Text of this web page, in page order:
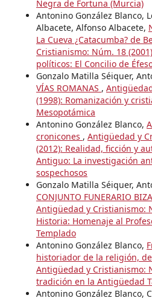
Negra de Fortuna (Murcia)
Antonino González Blanco,
Albacete, Alfonso Albacete,
La Cueva ¿Catacumba? de
Cristianismo: Núm. 18
políticos: El Concilio de
Gonzalo Matilla Séiquer,
VÍAS ROMANAS ,
(1998): Romanización y
Mesopotámica
Antonino González Blanco,
cronicones , Antigüedad y
(2012): Realidad, ficción y
Antiguo: La investigación
sospechosos
Gonzalo Matilla Séiquer,
CONJUNTO FUNERARIO
Antigüedad y Cristianismo:
Historia: Homenaje al
Templado
Antonino González Blanco,
historiador de la religión,
Antigüedad y Cristianismo:
tradición en la Antigüedad
Antonino González Blanco,